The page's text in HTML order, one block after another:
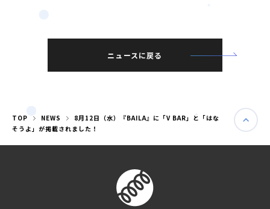
婚活パーティー（東京）
PRIVACY POLICY
ニュースに戻る
TOP NEWS
8月12日（水）『BAILA』に「V BAR」と「はな
そうよ」が掲載されました！